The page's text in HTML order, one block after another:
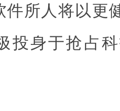
件所人将以更
投身于抢占